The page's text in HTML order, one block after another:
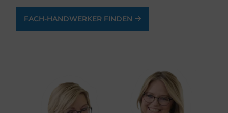
FACH-HANDWERKER FINDEN